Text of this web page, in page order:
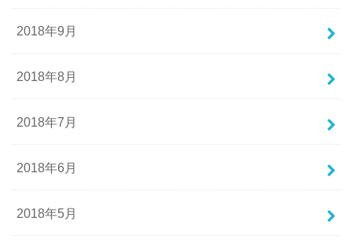
2018年9月
2018年8月
2018年7月
2018年6月
2018年5月